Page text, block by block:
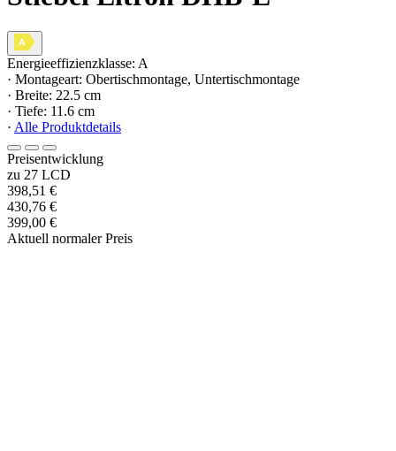
Energieeffizienzklasse: A
· Montageart: Obertischmontage, Untertischmontage
· Breite: 22.5 cm
· Tiefe: 11.6 cm
· Alle Produktdetails
Preisentwicklung
zu 27 LCD
398,51 €
430,76 €
399,00 €
Aktuell normaler Preis